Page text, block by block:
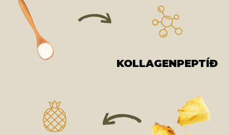
KOLLAGENPEPTÍÐ